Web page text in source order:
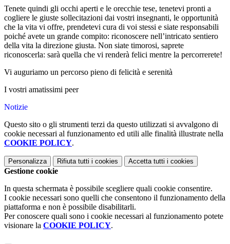
Tenete quindi gli occhi aperti e le orecchie tese, tenetevi pronti a
cogliere le giuste sollecitazioni dai vostri insegnanti, le opportunità
che la vita vi offre, prendetevi cura di voi stessi e siate responsabili
poiché avete un grande compito: riconoscere nell’intricato sentiero
della vita la direzione giusta. Non siate timorosi, saprete
riconoscerla: sarà quella che vi renderà felici mentre la percorrerete!
Vi auguriamo un percorso pieno di felicità e serenità
I vostri amatissimi peer
Notizie
Questo sito o gli strumenti terzi da questo utilizzati si avvalgono di
cookie necessari al funzionamento ed utili alle finalità illustrate nella
COOKIE POLICY.
Personalizza Rifiuta tutti i cookies Accetta tutti i cookies
Gestione cookie
In questa schermata è possibile scegliere quali cookie consentire.
I cookie necessari sono quelli che consentono il funzionamento della
piattaforma e non è possibile disabilitarli.
Per conoscere quali sono i cookie necessari al funzionamento potete
visionare la COOKIE POLICY.